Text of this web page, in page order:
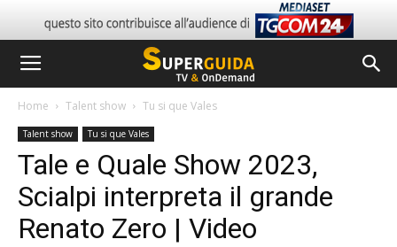
Home Talent show Tu si que Vales
Talent show Tu si que Vales
Tale e Quale Show 2023,
Scialpi interpreta il grande
Renato Zero | Video